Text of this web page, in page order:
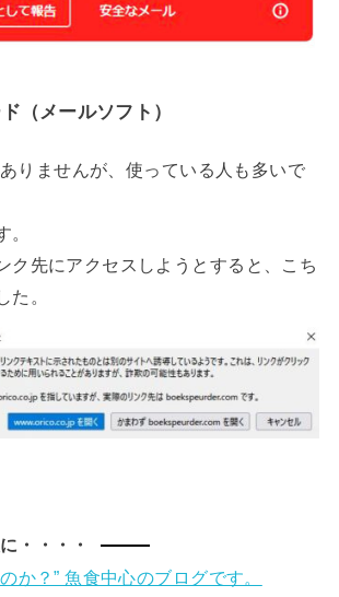
（メールソフト）
りませんが、使っている人も多いで
。
ク先にアクセスしようとすると、こち
た。
・・・・
か？” 魚食中心のブログです。